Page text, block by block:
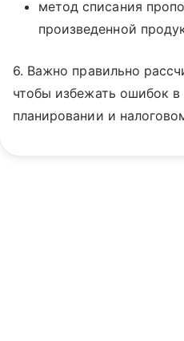
метод списания
произведенной
6. Важно правильно
чтобы избежать ошибок
планировании и